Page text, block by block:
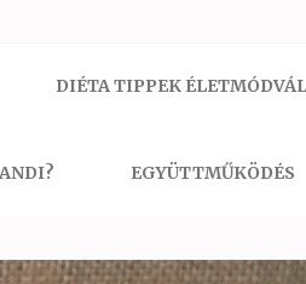
DIÉTA TIPPEK
EGYÜTTMŰKÖDÉS